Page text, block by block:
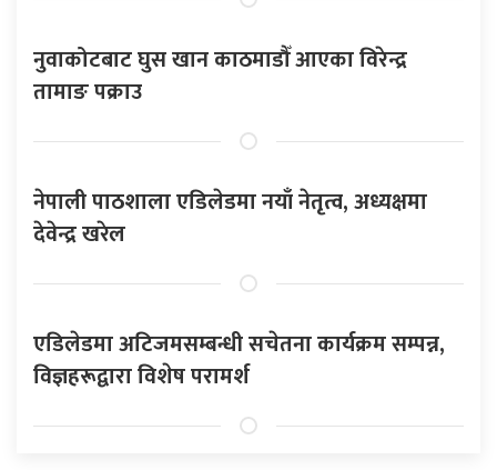
नुवाकोटबाट घुस खान काठमाडौँ आएका विरेन्द्र
तामाङ पक्राउ
नेपाली पाठशाला एडिलेडमा नयाँ नेतृत्व, अध्यक्षमा
देवेन्द्र खरेल
एडिलेडमा अटिजमसम्बन्धी सचेतना कार्यक्रम सम्पन्न,
विज्ञहरूद्वारा विशेष परामर्श